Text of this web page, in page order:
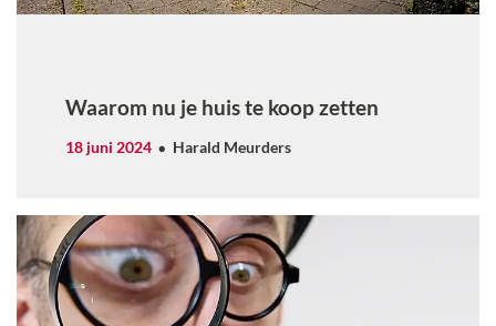
Waarom nu je huis te koop zetten
18 juni 2024 Harald Meurders